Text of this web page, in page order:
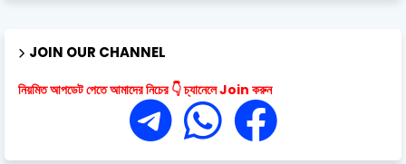
JOIN OUR CHANNEL
নিয়মিত আপডেট পেতে আমাদের নিচের 👇 চ্যানেলে Join করুন